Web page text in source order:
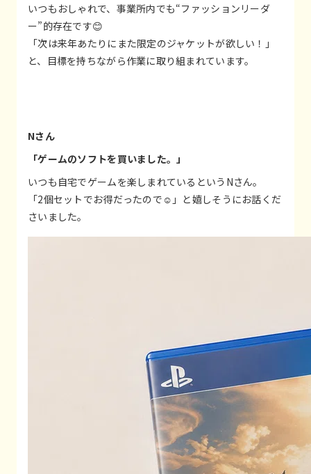
いつもおしゃれで、事業所内でも“ファッションリーダ
ー”的存在です😊
「次は来年あたりにまた限定のジャケットが欲しい！」
と、目標を持ちながら作業に取り組まれています。
Nさん
「ゲームのソフトを買いました。」
いつも自宅でゲームを楽しまれているというNさん。
「2個セットでお得だったので☺」と嬉しそうにお話くだ
さいました。